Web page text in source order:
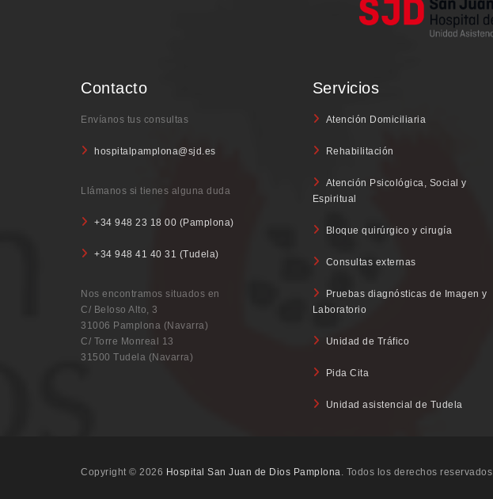
Contacto
Envíanos tus consultas
hospitalpamplona@sjd.es
Llámanos si tienes alguna duda
+34 948 23 18 00 (Pamplona)
+34 948 41 40 31 (Tudela)
Nos encontramos situados en
C/ Beloso Alto, 3
31006 Pamplona (Navarra)
C/ Torre Monreal 13
31500 Tudela (Navarra)
Servicios
Atención Domiciliaria
Rehabilitación
Atención Psicológica, Social y
Espiritual
Bloque quirúrgico y cirugía
Consultas externas
Pruebas diagnósticas de Imagen y
Laboratorio
Unidad de Tráfico
Pida Cita
Unidad asistencial de Tudela
Copyright © 2026 Hospital San Juan de Dios Pamplona . Todos los derechos reservados.